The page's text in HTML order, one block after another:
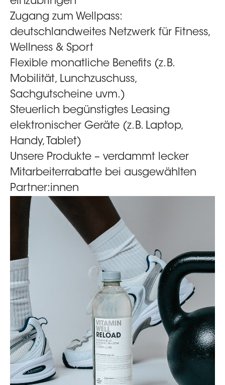
Zugang zum Wellpass:
deutschlandweites Netzwerk für Fitness,
Wellness & Sport
Flexible monatliche Benefits (z. B.
Mobilität, Lunchzuschuss,
Sachgutscheine uvm.)
Steuerlich begünstigtes Leasing
elektronischer Geräte (z. B. Laptop,
Handy, Tablet)
Unsere Produkte – verdammt lecker
Mitarbeiterrabatte bei ausgewählten
Partner:innen